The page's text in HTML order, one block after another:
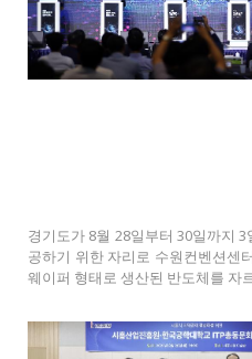
경기도가 8월 28일부터 30일까지
공하기 위한 자리로 수원컨벤션센
웨이퍼 형태로 생산된 반도체를 자